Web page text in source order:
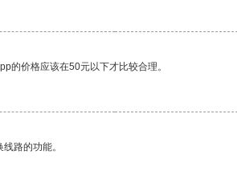
的价格应该在50元以下才比较合理。
路的功能。